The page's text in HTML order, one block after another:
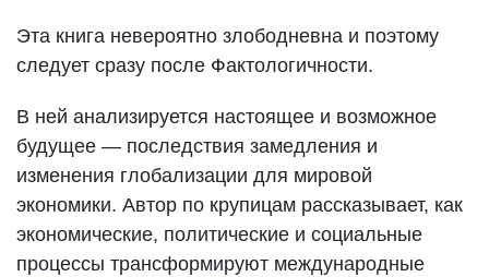
Эта книга невероятно злободневна и поэтому
следует сразу после Фактологичности.
В ней анализируется настоящее и возможное
будущее — последствия замедления и
изменения глобализации для мировой
экономики. Автор по крупицам рассказывает, как
экономические, политические и социальные
процессы трансформируют международные